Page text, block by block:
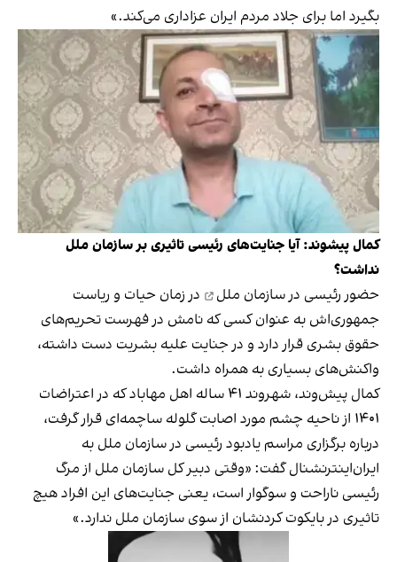
بگیرد اما برای جلاد مردم ایران عزاداری می‌کند.»
کمال پیشوند: آیا جنایت‌های رئیسی تاثیری بر سازمان ملل
نداشت؟
حضور رئیسی در سازمان ملل
در زمان حیات و ریاست
جمهوری‌اش به عنوان کسی که نامش در فهرست تحریم‌های
حقوق بشری قرار دارد و در جنایت‌ علیه بشریت دست داشته،
واکنش‌های بسیاری به همراه داشت.
کمال پیش‌وند، شهروند ۴۱ ساله اهل مهاباد که در اعتراضات
۱۴۰۱ از ناحیه چشم مورد اصابت گلوله ساچمه‌ای قرار گرفت،
درباره برگزاری مراسم یادبود رئیسی در سازمان ملل به
ایران‌اینترنشنال گفت: «وقتی دبیر کل سازمان ملل از مرگ
رئیسی ناراحت و سوگوار است، یعنی جنایت‌های این افراد هیچ
تاثیری در بایکوت کردنشان از سوی سازمان ملل ندارد.»